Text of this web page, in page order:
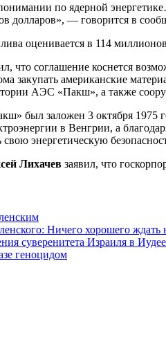
по ядерной
долларов», — говорится в
оценивается в 114
что соглашение коснется
закупать американские
АЭС «Пакш», а также
был заложен 3 октября 1975
в Венгрии, а
энергетическую
Лихачев заявил, что
Ничего хорошего ждать
суверенитета Израиля в
геноцидом